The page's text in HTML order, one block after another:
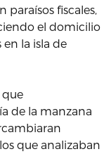
paraísos fiscales,
el domicilio
en la isla de
que
de la manzana
que analizaban